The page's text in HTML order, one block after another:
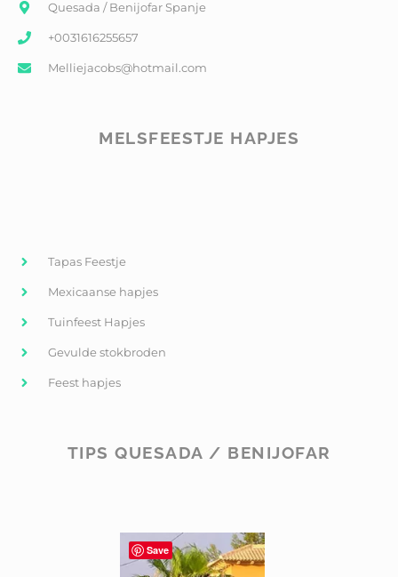
Quesada / Benijofar Spanje
+0031616255657
Melliejacobs@hotmail.com
MELSFEESTJE HAPJES
Tapas Feestje
Mexicaanse hapjes
Tuinfeest Hapjes
Gevulde stokbroden
Feest hapjes
TIPS QUESADA / BENIJOFAR
Save